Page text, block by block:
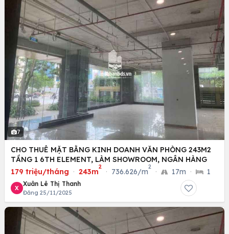
7
CHO THUÊ MẶT BẰNG KINH DOANH VĂN PHÒNG 243M2
TẦNG 1 6TH ELEMENT, LÀM SHOWROOM, NGÂN HÀNG
179 triệu/tháng · 243m
2
· 736.626/m
2
· 17m · 1
X
Xuân Lê Thị Thanh
Đăng 25/11/2025